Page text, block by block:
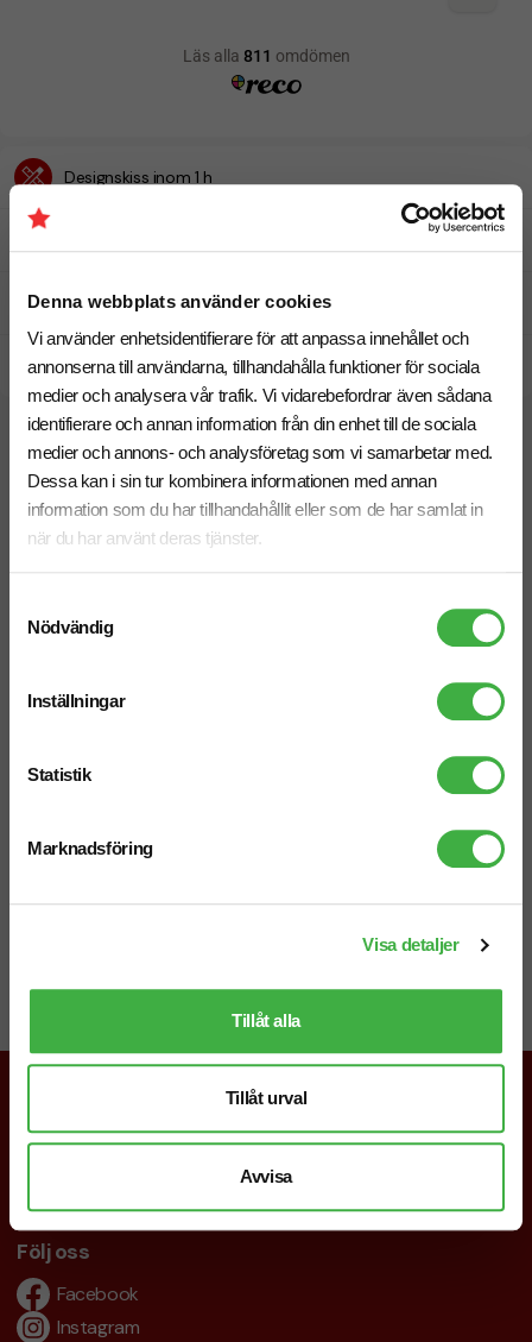
Denna webbplats använder cookies
Vi använder enhetsidentifierare för att anpassa innehållet och
annonserna till användarna, tillhandahålla funktioner för sociala
medier och analysera vår trafik. Vi vidarebefordrar även sådana
identifierare och annan information från din enhet till de sociala
medier och annons- och analysföretag som vi samarbetar med.
Dessa kan i sin tur kombinera informationen med annan
information som du har tillhandahållit eller som de har samlat in
när du har använt deras tjänster.
Nödvändig
Inställningar
Statistik
Marknadsföring
Visa detaljer
Tillåt alla
Tillåt urval
Avvisa
Designskiss inom 1 h
Prisgaranti
Snabb leverans
Vi hjälper dig gärna!
Telefon: 019-760 65 00
Starta en chatt i högra hörnet så svarar vi dig direkt!
Följ oss
Facebook
Instagram